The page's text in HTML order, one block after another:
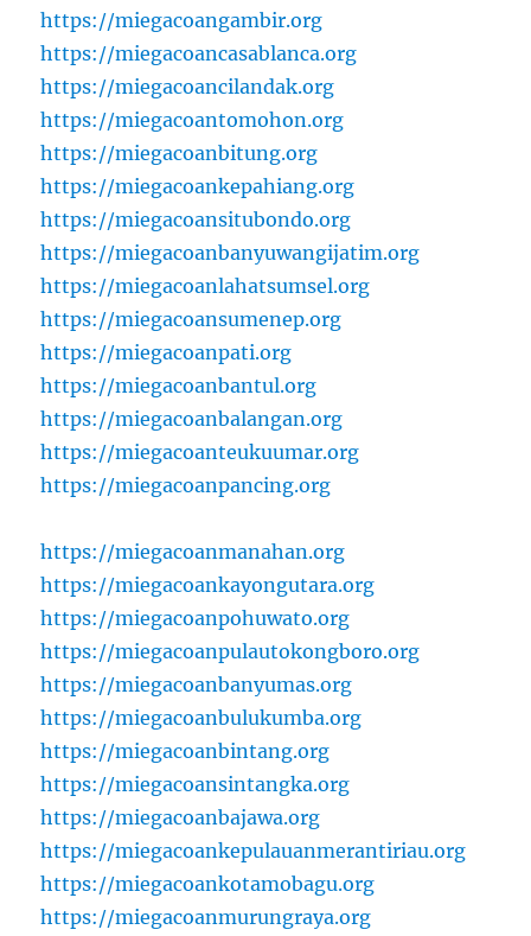
https://miegacoangambir.org
https://miegacoancasablanca.org
https://miegacoancilandak.org
https://miegacoantomohon.org
https://miegacoanbitung.org
https://miegacoankepahiang.org
https://miegacoansitubondo.org
https://miegacoanbanyuwangijatim.org
https://miegacoanlahatsumsel.org
https://miegacoansumenep.org
https://miegacoanpati.org
https://miegacoanbantul.org
https://miegacoanbalangan.org
https://miegacoanteukuumar.org
https://miegacoanpancing.org
https://miegacoanmanahan.org
https://miegacoankayongutara.org
https://miegacoanpohuwato.org
https://miegacoanpulautokongboro.org
https://miegacoanbanyumas.org
https://miegacoanbulukumba.org
https://miegacoanbintang.org
https://miegacoansintangka.org
https://miegacoanbajawa.org
https://miegacoankepulauanmerantiriau.org
https://miegacoankotamobagu.org
https://miegacoanmurungraya.org